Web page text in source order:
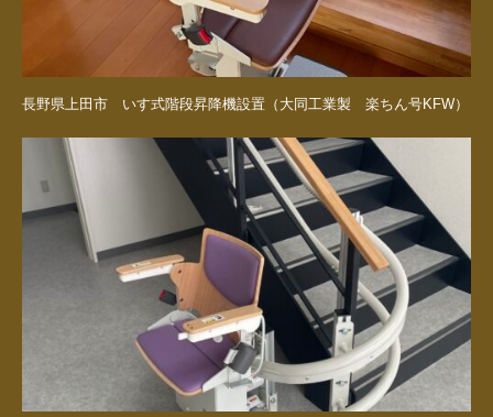
長野県上田市 いす式階段昇降機設置（大同工業製 楽ちん号KFW）